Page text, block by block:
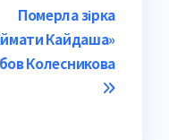
Померла зірка
Кайдаша»
Колесникова